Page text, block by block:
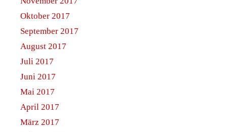
Oktober 2017
September 2017
August 2017
Juli 2017
Juni 2017
Mai 2017
April 2017
März 2017